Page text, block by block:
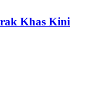
Khas Kini